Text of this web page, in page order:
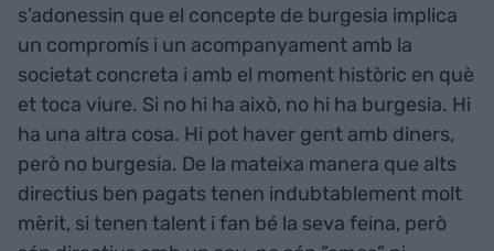
s’adonessin que el concepte de burgesia implica
un compromís i un acompanyament amb la
societat concreta i amb el moment històric en què
et toca viure. Si no hi ha això, no hi ha burgesia. Hi
ha una altra cosa. Hi pot haver gent amb diners,
però no burgesia. De la mateixa manera que alts
directius ben pagats tenen indubtablement molt
mèrit, si tenen talent i fan bé la seva feina, però